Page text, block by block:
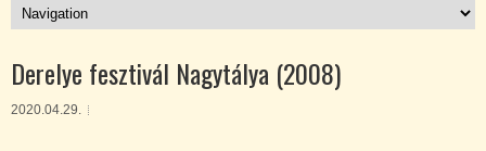
Derelye fesztivál Nagytálya (2008)
2020.04.29.